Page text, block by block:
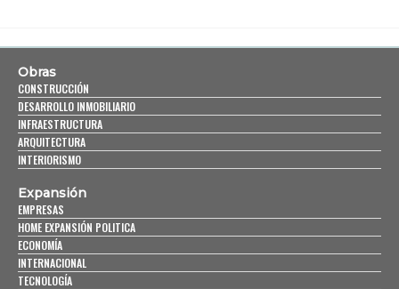
Obras
CONSTRUCCIÓN
DESARROLLO INMOBILIARIO
INFRAESTRUCTURA
ARQUITECTURA
INTERIORISMO
Expansión
EMPRESAS
HOME EXPANSIÓN POLITICA
ECONOMÍA
INTERNACIONAL
TECNOLOGÍA